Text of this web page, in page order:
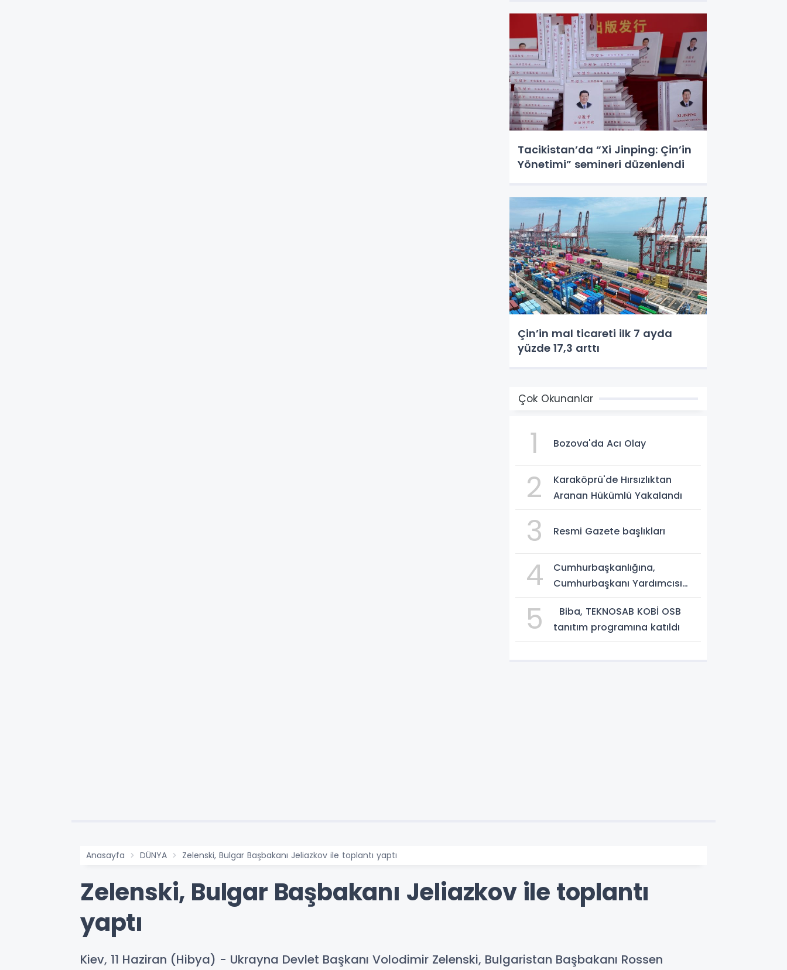
Tacikistan’da “Xi Jinping: Çin’in
Yönetimi” semineri düzenlendi
Çin’in mal ticareti ilk 7 ayda
yüzde 17,3 arttı
Çok Okunanlar
1 Bozova'da Acı Olay
2
Karaköprü'de Hırsızlıktan
Aranan Hükümlü Yakalandı
3 Resmi Gazete başlıkları
4
Cumhurbaşkanlığına,
Cumhurbaşkanı Yardımcısı
5
Biba, TEKNOSAB KOBİ OSB
tanıtım programına katıldı
Anasayfa DÜNYA Zelenski, Bulgar Başbakanı Jeliazkov ile toplantı yaptı
Zelenski, Bulgar Başbakanı Jeliazkov ile toplantı
yaptı
Kiev, 11 Haziran (Hibya) - Ukrayna Devlet Başkanı Volodimir Zelenski, Bulgaristan Başbakanı Rossen